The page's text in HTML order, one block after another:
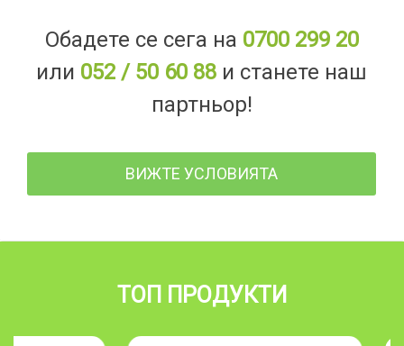
Обадете се сега на 0700 299 20
или 052 / 50 60 88 и станете наш
партньор!
ВИЖТЕ УСЛОВИЯТА
ТОП ПРОДУКТИ